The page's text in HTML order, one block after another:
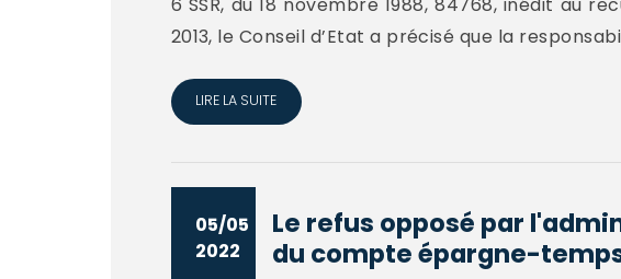
2013, le Conseil d’Etat a précisé que la
LIRE LA SUITE
05/05
2022
Le refus opposé par
du compte épargne-